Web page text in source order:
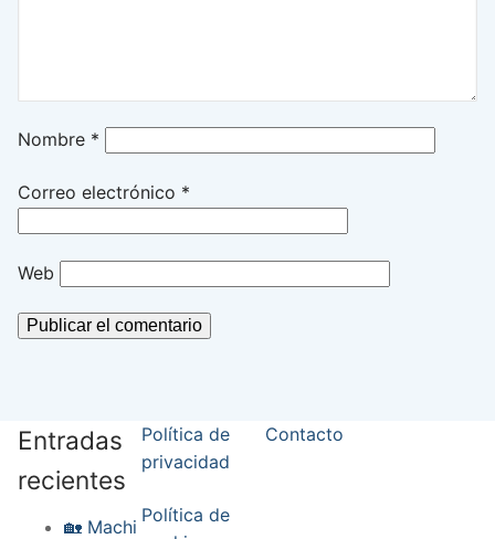
Nombre *
Correo electrónico *
Web
Entradas
recientes
🏡 Machi
Política de
privacidad
Política de
Contacto